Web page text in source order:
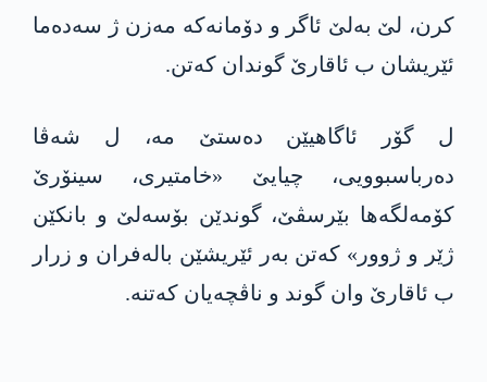
كرن، لێ به‌لێ ئاگر و دۆمانه‌كه‌ مه‌زن ژ سه‌ده‌ما
ئێریشان ب ئاقارێ گوندان كه‌تن.
ل گۆر ئاگاهیێن ده‌ستێ مه‌، ل شه‌ڤا
ده‌رباسبوویی، چیایێ «خامتیری، سینۆرێ
كۆمه‌لگه‌ها بێرسڤێ، گوندێن بۆسه‌لێ و بانكێن
ژێر و ژوور» كه‌تن به‌ر ئێریشێن باله‌فران و زرار
ب ئاقارێ وان گوند و ناڤچه‌یان كه‌تنه‌.